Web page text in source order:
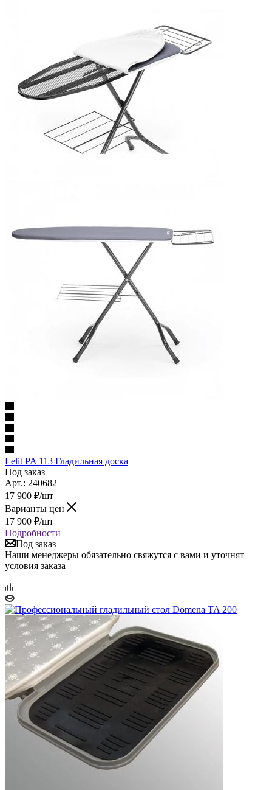
Lelit PA 113 Гладильная доска
Под заказ
Арт.: 240682
17 900 ₽/шт
Варианты цен
17 900 ₽/шт
Подробности
Под заказ
Наши менеджеры обязательно свяжутся с вами и уточнят
условия заказа